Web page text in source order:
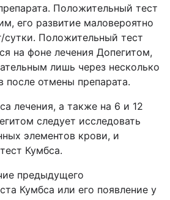
Положительный тест
его развитие маловероятно
сутки. Положительный тест
на фоне лечения Допегитом,
лишь через несколько
после отмены препарата.
лечения, а также на 6 и 12
следует исследовать
элементов крови, и
Кумбса.
предыдущего
Кумбса или его появление у